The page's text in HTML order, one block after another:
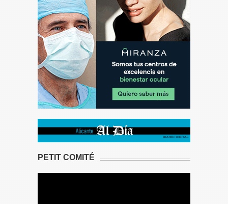
PETIT COMITÉ